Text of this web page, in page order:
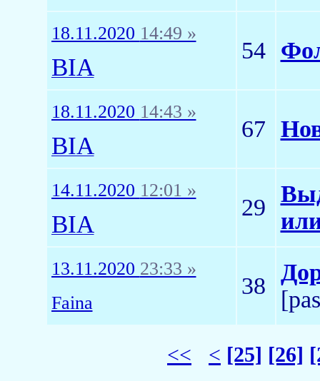
18.11.2020 14:49 »
BIA
54
18.11.2020 14:43 »
BIA
67
14.11.2020 12:01 »
BIA
29
13.11.2020 23:33 »
Faina
38
<< < [25] [26]